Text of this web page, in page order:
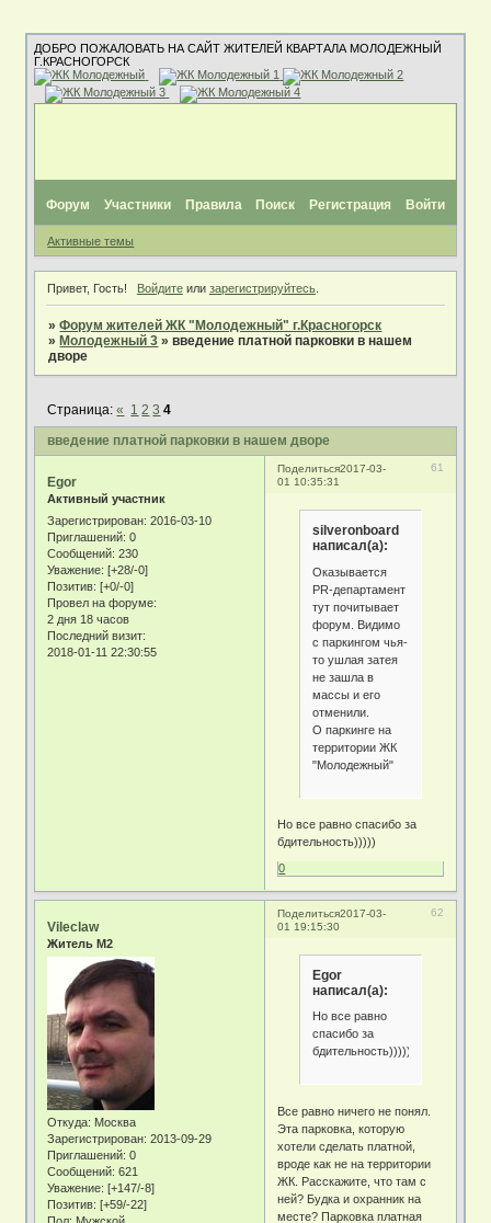
ДОБРО ПОЖАЛОВАТЬ НА САЙТ ЖИТЕЛЕЙ КВАРТАЛА МОЛОДЕЖНЫЙ
Г.КРАСНОГОРСК
Форум Участники Правила Поиск Регистрация Войти
Активные темы
Привет, Гость! Войдитеили зарегистрируйтесь.
»Форум жителей ЖК "Молодежный" г.Красногорск
» Молодежный 3 »введение платной парковки в нашем
дворе
введение платной парковки в нашем дворе
Страница:« 1 2 3 4
Поделиться 61
2017-03-
01 10:35:31
Egor
Активный участник
Зарегистрирован: 2016-03-10
Приглашений: 0
Сообщений: 230
Уважение: [+28/-0]
Позитив: [+0/-0]
Провел на форуме:
2 дня 18 часов
Последний визит:
2018-01-11 22:30:55
silveronboard
написал(а):
Оказывается
PR-департамент
тут почитывает
форум. Видимо
с паркингом чья-
то ушлая затея
не зашла в
массы и его
отменили.
О паркинге на
территории ЖК
"Молодежный"
Но все равно спасибо за
бдительность)))))
0
Поделиться 62
2017-03-
01 19:15:30
Vileclaw
Житель М2
Откуда: Москва
Зарегистрирован: 2013-09-29
Приглашений: 0
Сообщений: 621
Уважение: [+147/-8]
Позитив: [+59/-22]
Egor
написал(а):
Но все равно
спасибо за
бдительность)))))
Все равно ничего не понял.
Эта парковка, которую
хотели сделать платной,
вроде как не на территории
ЖК. Расскажите, что там с
ней? Будка и охранник на
месте? Парковка платная